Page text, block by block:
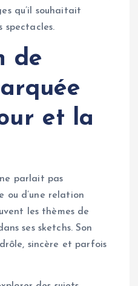
qu’il souhaitait
spectacles.
de
et la
parlait pas
ou d’une relation
les thèmes de
ses sketchs. Son
sincère et parfois